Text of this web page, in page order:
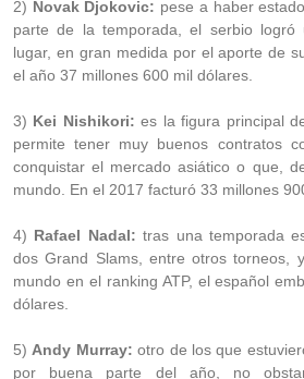
2) Novak Djokovic: pese a haber
parte de la temporada, el serbio logró
lugar, en gran medida por el aporte de
el año 37 millones 600 mil dólares.
3) Kei Nishikori: es la figura principal
permite tener muy buenos contratos
conquistar el mercado asiático o que,
mundo. En el 2017 facturó 33 millones
4) Rafael Nadal: tras una temporada
dos Grand Slams, entre otros torneos,
mundo en el ranking ATP, el español
dólares.
5) Andy Murray: otro de los que
por buena parte del año, no